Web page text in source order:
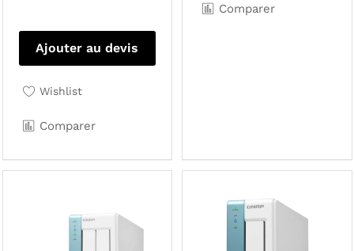
Ajouter au devis
Wishlist
Comparer
Comparer